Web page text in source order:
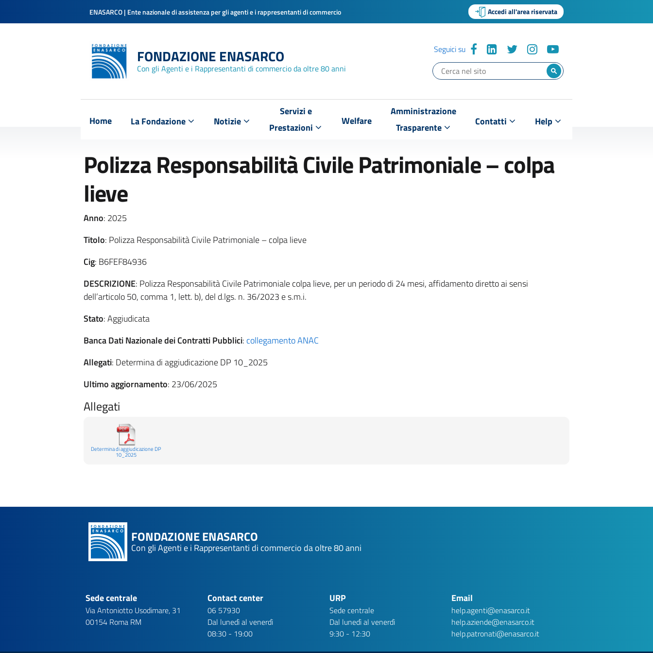
ENASARCO | Ente nazionale di assistenza per gli agenti e i rappresentanti di commercio Accedi all'area riservata
FONDAZIONE ENASARCO
Con gli Agenti e i Rappresentanti di commercio da oltre 80 anni
Seguici su
Home La Fondazione Notizie
Servizi e
Prestazioni
Welfare
Amministrazione
Trasparente
Contatti Help
Polizza Responsabilità Civile Patrimoniale – colpa
lieve
Anno: 2025
Titolo: Polizza Responsabilità Civile Patrimoniale – colpa lieve
Cig: B6FEF84936
DESCRIZIONE: Polizza Responsabilità Civile Patrimoniale colpa lieve, per un periodo di 24 mesi, affidamento diretto ai sensi
dell’articolo 50, comma 1, lett. b), del d.lgs. n. 36/2023 e s.m.i.
Stato: Aggiudicata
Banca Dati Nazionale dei Contratti Pubblici: collegamento ANAC
Allegati: Determina di aggiudicazione DP 10_2025
Ultimo aggiornamento: 23/06/2025
Allegati
Determina di aggiudicazione DP
10_2025
ESCI E CHIUDI CHAT
FONDAZIONE ENASARCO
Con gli Agenti e i Rappresentanti di commercio da oltre 80 anni
Sede centrale
Via Antoniotto Usodimare, 31
00154 Roma RM
Contact center
06 57930
Dal lunedì al venerdì
08:30 - 19:00
URP
Sede centrale
Dal lunedì al venerdì
9:30 - 12:30
Email
help.agenti@enasarco.it
help.aziende@enasarco.it
help.patronati@enasarco.it